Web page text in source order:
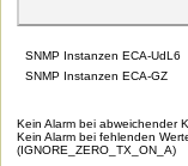
SNMP Instanzen ECA-UdL6
SNMP Instanzen ECA-GZ
Kein Alarm bei abweichender
Kein Alarm bei fehlenden
(IGNORE_ZERO_TX_ON_A)